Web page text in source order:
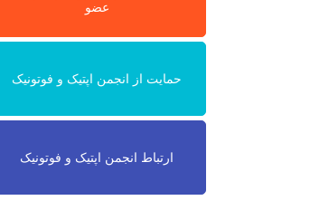
عضو
حمایت از انجمن اپتیک و فوتونیک
ارتباط انجمن اپتیک و فوتونیک